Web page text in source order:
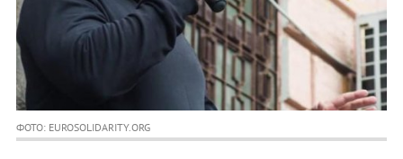
ФОТО: EUROSOLIDARITY.ORG